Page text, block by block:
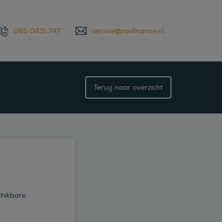
085 0431 747 service@rosfinance.nl
Terug naar overzicht